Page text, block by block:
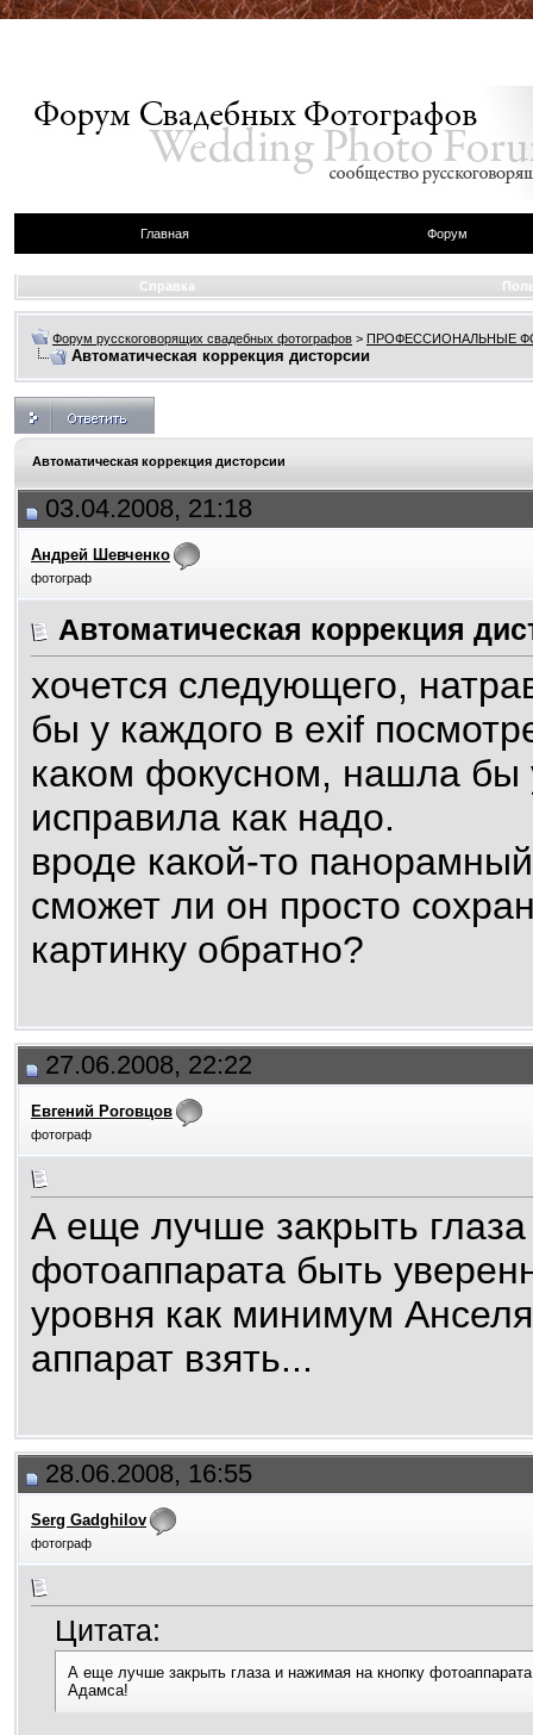
Главная Форум
Справка
Форум русскоговорящих свадебных фотографов > ПРОФЕССИОНАЛЬНЫЕ
Автоматическая коррекция дисторсии
Автоматическая коррекция дисторсии
03.04.2008, 21:18
Андрей Шевченко
фотограф
Автоматическая коррекция
хочется следующего,
бы у каждого в exif
каком фокусном, нашла бы
исправила как надо.
вроде какой-то
сможет ли он просто
картинку обратно?
27.06.2008, 22:22
Евгений Роговцов
фотограф
А еще лучше закрыть
фотоаппарата быть
уровня как минимум
аппарат взять...
28.06.2008, 16:55
Serg Gadghilov
фотограф
Цитата:
А еще лучше закрыть глаза и нажимая на кнопку
Адамса!